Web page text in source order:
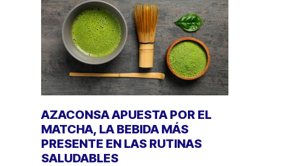
AZACONSA APUESTA POR EL
MATCHA, LA BEBIDA MÁS
PRESENTE EN LAS RUTINAS
SALUDABLES